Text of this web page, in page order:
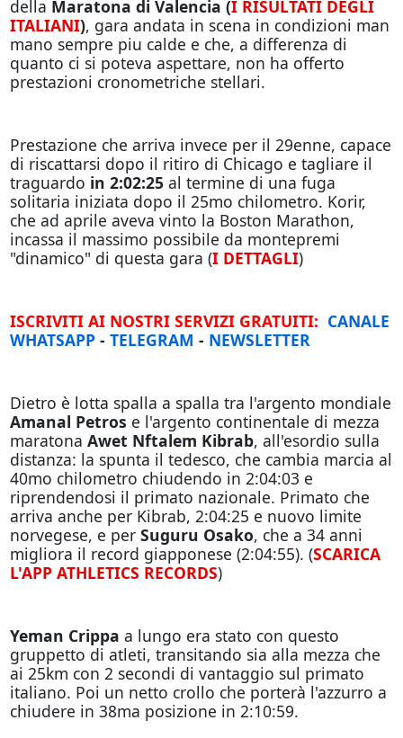
della Maratona di Valencia (I RISULTATI DEGLI
ITALIANI), gara andata in scena in condizioni man
mano sempre piu calde e che, a differenza di
quanto ci si poteva aspettare, non ha offerto
prestazioni cronometriche stellari.
Prestazione che arriva invece per il 29enne, capace
di riscattarsi dopo il ritiro di Chicago e tagliare il
traguardo in 2:02:25al termine di una fuga
solitaria iniziata dopo il 25mo chilometro. Korir,
che ad aprile aveva vinto la Boston Marathon,
incassa il massimo possibile da montepremi
"dinamico" di questa gara (I DETTAGLI)
ISCRIVITI AI NOSTRI SERVIZI GRATUITI: CANALE
WHATSAPP- TELEGRAM - NEWSLETTER
Dietro è lotta spalla a spalla tra l'argento mondiale
Amanal Petros e l'argento continentale di mezza
maratona Awet Nftalem Kibrab, all'esordio sulla
distanza: la spunta il tedesco, che cambia marcia al
40mo chilometro chiudendo in 2:04:03 e
riprendendosi il primato nazionale. Primato che
arriva anche per Kibrab, 2:04:25 e nuovo limite
norvegese, e per Suguru Osako, che a 34 anni
migliora il record giapponese (2:04:55). (SCARICA
L'APP ATHLETICS RECORDS)
Yeman Crippa a lungo era stato con questo
gruppetto di atleti, transitando sia alla mezza che
ai 25km con 2 secondi di vantaggio sul primato
italiano. Poi un netto crollo che porterà l'azzurro a
chiudere in 38ma posizione in 2:10:59.